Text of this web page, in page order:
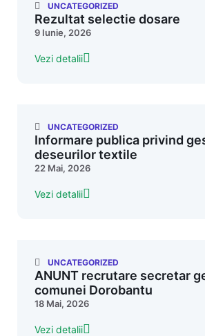
UNCATEGORIZED
Rezultat selectie dosare
9 Iunie, 2026
Vezi detalii
UNCATEGORIZED
Informare publica privind
deseurilor textile
22 Mai, 2026
Vezi detalii
UNCATEGORIZED
ANUNT recrutare secretar
comunei Dorobantu
18 Mai, 2026
Vezi detalii